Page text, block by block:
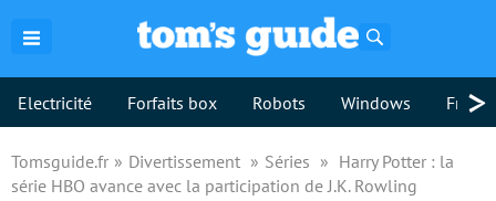
Electricité Forfaits box Robots Windows >
Tomsguide.fr Divertissement Séries
Harry Potter : la
série HBO avance avec la participation de J.K. Rowling